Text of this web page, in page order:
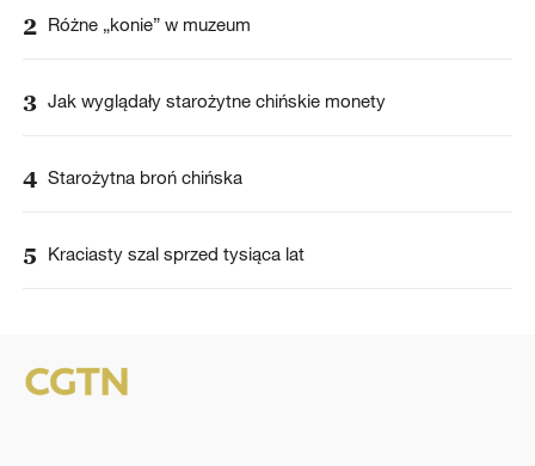
2 Różne „konie” w muzeum
3 Jak wyglądały starożytne chińskie monety
4 Starożytna broń chińska
5 Kraciasty szal sprzed tysiąca lat